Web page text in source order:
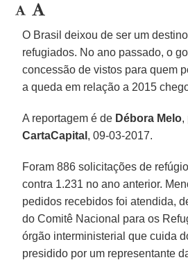
O Brasil deixou de ser um
refugiados. No ano passado, o
concessão de vistos para quem
a queda em relação a 2015
A reportagem é de Débora Melo,
CartaCapital , 09-03-2017.
Foram 886 solicitações de
contra 1.231 no ano anterior.
pedidos recebidos foi atendida,
do Comitê Nacional para os
órgão interministerial que cuida
presidido por um representante